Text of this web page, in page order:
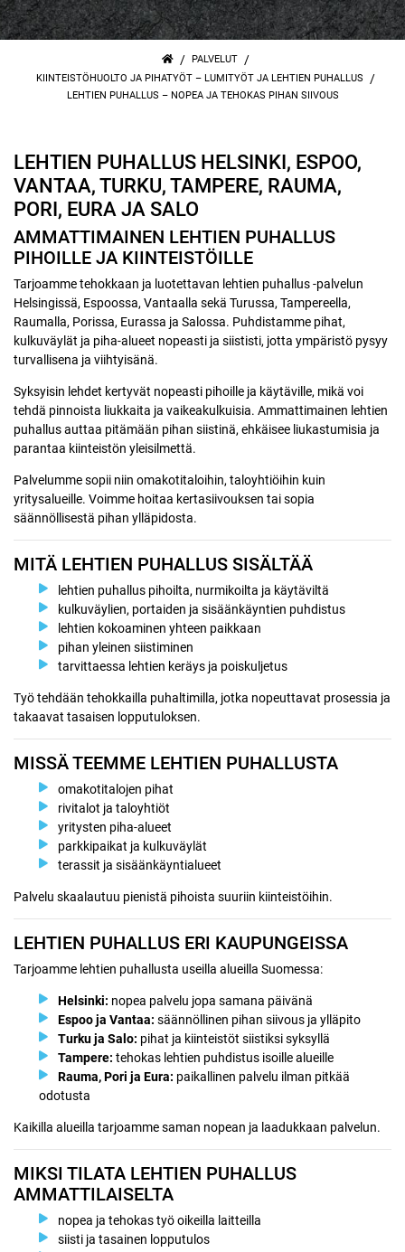
/ PALVELUT /
KIINTEISTÖHUOLTO JA PIHATYÖT – LUMITYÖT JA LEHTIEN PUHALLUS /
LEHTIEN PUHALLUS – NOPEA JA TEHOKAS PIHAN SIIVOUS
LEHTIEN PUHALLUS HELSINKI, ESPOO,
VANTAA, TURKU, TAMPERE, RAUMA,
PORI, EURA JA SALO
AMMATTIMAINEN LEHTIEN PUHALLUS
PIHOILLE JA KIINTEISTÖILLE
Tarjoamme tehokkaan ja luotettavan lehtien puhallus -palvelun
Helsingissä, Espoossa, Vantaalla sekä Turussa, Tampereella,
Raumalla, Porissa, Eurassa ja Salossa. Puhdistamme pihat,
kulkuväylät ja piha-alueet nopeasti ja siististi, jotta ympäristö pysyy
turvallisena ja viihtyisänä.
Syksyisin lehdet kertyvät nopeasti pihoille ja käytäville, mikä voi
tehdä pinnoista liukkaita ja vaikeakulkuisia. Ammattimainen lehtien
puhallus auttaa pitämään pihan siistinä, ehkäisee liukastumisia ja
parantaa kiinteistön yleisilmettä.
Palvelumme sopii niin omakotitaloihin, taloyhtiöihin kuin
yritysalueille. Voimme hoitaa kertasiivouksen tai sopia
säännöllisestä pihan ylläpidosta.
MITÄ LEHTIEN PUHALLUS SISÄLTÄÄ
lehtien puhallus pihoilta, nurmikoilta ja käytäviltä
kulkuväylien, portaiden ja sisäänkäyntien puhdistus
lehtien kokoaminen yhteen paikkaan
pihan yleinen siistiminen
tarvittaessa lehtien keräys ja poiskuljetus
Työ tehdään tehokkailla puhaltimilla, jotka nopeuttavat prosessia ja
takaavat tasaisen lopputuloksen.
MISSÄ TEEMME LEHTIEN PUHALLUSTA
omakotitalojen pihat
rivitalot ja taloyhtiöt
yritysten piha-alueet
parkkipaikat ja kulkuväylät
terassit ja sisäänkäyntialueet
Palvelu skaalautuu pienistä pihoista suuriin kiinteistöihin.
LEHTIEN PUHALLUS ERI KAUPUNGEISSA
Tarjoamme lehtien puhallusta useilla alueilla Suomessa:
Helsinki: nopea palvelu jopa samana päivänä
Espoo ja Vantaa: säännöllinen pihan siivous ja ylläpito
Turku ja Salo: pihat ja kiinteistöt siistiksi syksyllä
Tampere: tehokas lehtien puhdistus isoille alueille
Rauma, Pori ja Eura: paikallinen palvelu ilman pitkää
odotusta
Kaikilla alueilla tarjoamme saman nopean ja laadukkaan palvelun.
MIKSI TILATA LEHTIEN PUHALLUS
AMMATTILAISELTA
nopea ja tehokas työ oikeilla laitteilla
siisti ja tasainen lopputulos